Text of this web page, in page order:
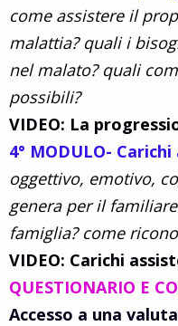
come assistere il
malattia? quali i
nel malato? quali
possibili?
VIDEO: La
4° MODULO-
oggettivo, emotivo,
genera per il
famiglia? come
VIDEO: Carichi
QUESTIONARIO E
Accesso a una